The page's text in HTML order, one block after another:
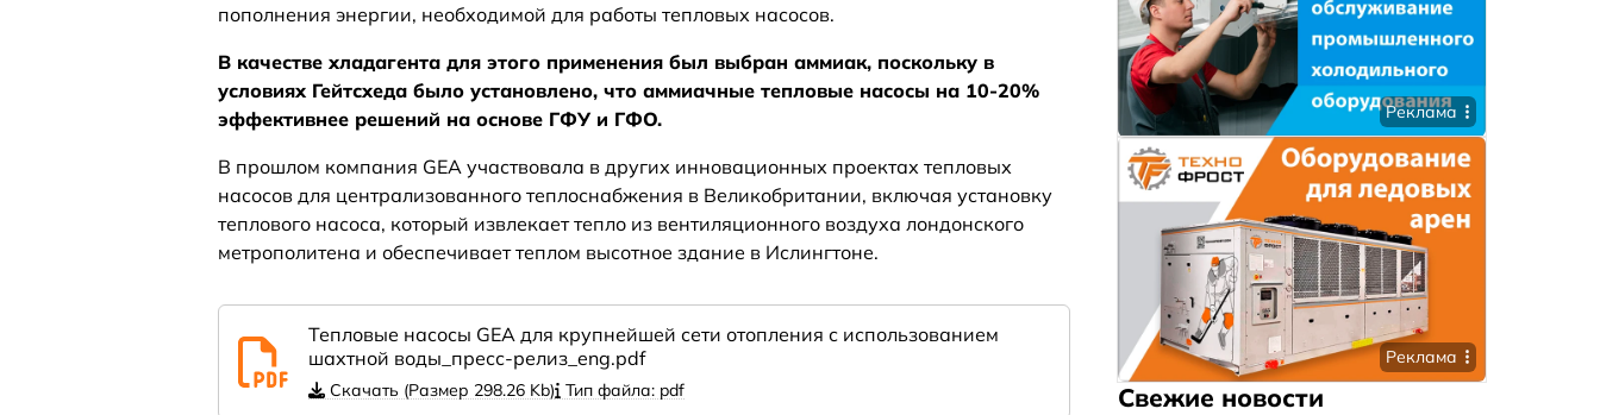
пополнения энергии, необходимой для работы тепловых насосов.
В качестве хладагента для этого применения был выбран аммиак, поскольку в
условиях Гейтсхеда было установлено, что аммиачные тепловые насосы на 10-20%
эффективнее решений на основе ГФУ и ГФО.
В прошлом компания GEA участвовала в других инновационных проектах тепловых
насосов для централизованного теплоснабжения в Великобритании, включая установку
теплового насоса, который извлекает тепло из вентиляционного воздуха лондонского
метрополитена и обеспечивает теплом высотное здание в Ислингтоне.
Тепловые насосы GEA для крупнейшей сети отопления с использованием
шахтной воды_пресс-релиз_eng.pdf
Скачать (Размер 298.26 Kb) Тип файла: pdf
Реклама
Реклама
Свежие новости